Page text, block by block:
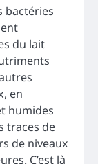
bactéries
du lait
en
humides
traces de
de niveaux
C’est là